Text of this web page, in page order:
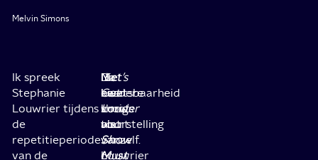
Melvin Simons
Ik spreek
Stephanie
Louwrier tijdens
de
repetitieperiode
van de
Die
kwetsbaarheid
komt
niet
vanzelf.
Louwrier
Met
eerdere
shows
als
Show
Must
Na
haar
vorige
voorstelling
Show
Must
Let’s
Get
Louder
tourt
van
6